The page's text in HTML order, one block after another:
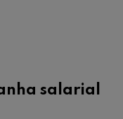
salarial